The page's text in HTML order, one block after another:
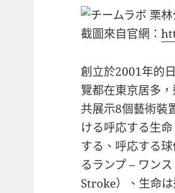
截圖來自官網：
創立於2001年的
覽都在東京居多
共展示8個藝術裝
ける呼応する生
する、呼応する
るランプ – ワン
Stroke）、生命